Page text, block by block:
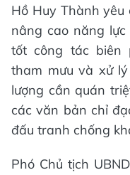
Hồ Huy Thành
nâng cao năng
tốt công tác biên
tham mưu và xử
lượng cần quán
các văn bản chỉ
đấu tranh chống
Phó Chủ tịch